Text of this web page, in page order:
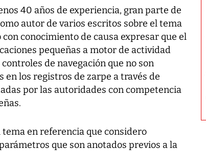
40 años de experiencia, gran parte de
autor de varios escritos sobre el tema
conocimiento de causa expresar que el
pequeñas a motor de actividad
de navegación que no son
los registros de zarpe a través de
por las autoridades con competencia
en referencia que considero
que son anotados previos a la